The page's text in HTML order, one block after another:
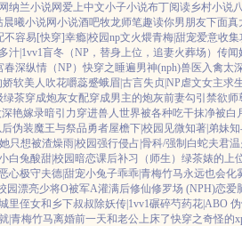
纳兰小说网爱上中文小子小说布丁阅读乡村小说
晨曦小说网小说酒吧牧龙师笔趣读你男朋友下面真
不容易[快穿]幸瘾|校园np文火煨青梅|甜宠爱意收集
汁|1vv1盲冬（NP，替身上位，追妻火葬场） 传闻
春深纵情（NP）快穿之睡遍男神(nph)兽医 入禽太
软美人 吹花嚼蕊蹙蛾眉|古言失贞|NP虐文女主求
绿茶穿成炮灰女配穿成男主的炮灰前妻勾引禁欲师
艳嫁录暗引力穿进兽人世界被各种吃干抹净被白
伪装魔王与祭品勇者屋檐下|校园 见微知著|弟妹知
只想被渣燥雨|校园强行侵占|骨科/强制 白蛇夫君温
白兔酸甜|校园暗恋课后补习（师生） 绿茶婊的上
心极守夫德|甜宠小兔子乖乖|青梅竹马永远也会化
园漂亮少将O被军A灌满后修仙修罗场 (NPH)恋爱
里侄女和乡下叔叔除妖传|1vv1碾碎芍药花|ABO
|青梅竹马离婚前一天和老公上床了快穿之奇怪的